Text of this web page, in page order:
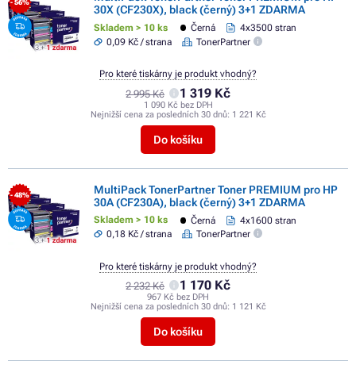
- 56%
30X (CF230X), black (černý) 3+1 ZDARMA
Skladem > 10 ks Černá
4x3500 stran
0,09 Kč / strana
TonerPartner
2 995 Kč 1 319 Kč
1 090 Kč bez DPH
Nejnižší cena za posledních 30 dnů: 1 221 Kč
Do košíku
Pro které tiskárny je produkt vhodný?
- 48%
MultiPack TonerPartner Toner PREMIUM pro HP
30A (CF230A), black (černý) 3+1 ZDARMA
Skladem > 10 ks Černá
4x1600 stran
0,18 Kč / strana
TonerPartner
2 232 Kč 1 170 Kč
967 Kč bez DPH
Nejnižší cena za posledních 30 dnů: 1 121 Kč
Do košíku
Pro které tiskárny je produkt vhodný?